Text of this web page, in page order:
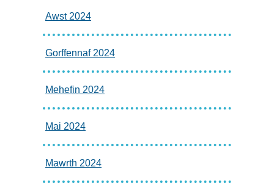
Awst 2024
Gorffennaf 2024
Mehefin 2024
Mai 2024
Mawrth 2024